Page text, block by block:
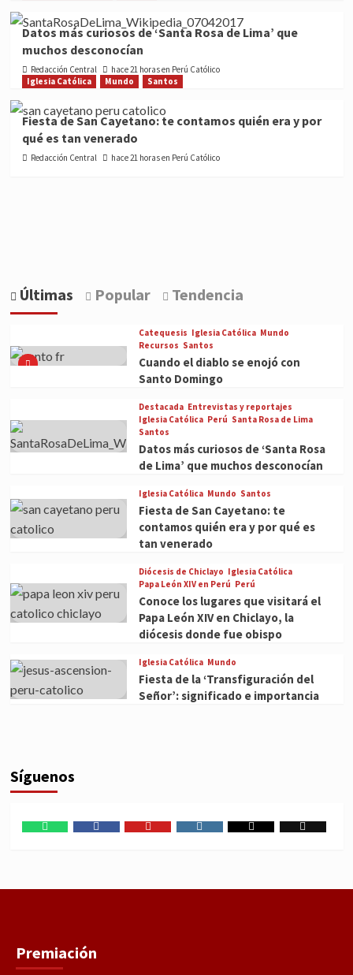
Datos más curiosos de ‘Santa Rosa de Lima’ que
muchos desconocían
Redacción Central
hace 21 horas en Perú Católico
Iglesia Católica
Mundo Santos
Fiesta de San Cayetano: te contamos quién era y por
qué es tan venerado
Redacción Central hace 21 horas en Perú Católico
Últimas Popular Tendencia
Catequesis Iglesia Católica Mundo
Recursos Santos
Cuando el diablo se enojó con
Santo Domingo
Destacada Entrevistas y reportajes
Iglesia Católica Perú Santa Rosa de Lima
Santos
Datos más curiosos de ‘Santa Rosa
de Lima’ que muchos desconocían
Iglesia Católica Mundo Santos
Fiesta de San Cayetano: te
contamos quién era y por qué es
tan venerado
Diócesis de Chiclayo Iglesia Católica
Papa León XIV en Perú Perú
Conoce los lugares que visitará el
Papa León XIV en Chiclayo, la
diócesis donde fue obispo
Iglesia Católica Mundo
Fiesta de la ‘Transfiguración del
Señor’: significado e importancia
Síguenos
Premiación